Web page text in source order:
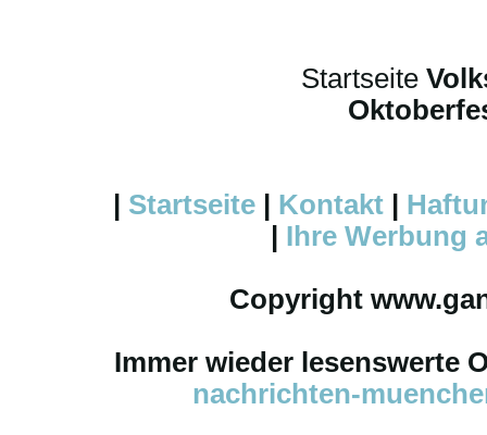
Startseite
Startseite Kontakt
Ihre Werbung
Copyright
Immer wieder lesenswerte
nachrichten-